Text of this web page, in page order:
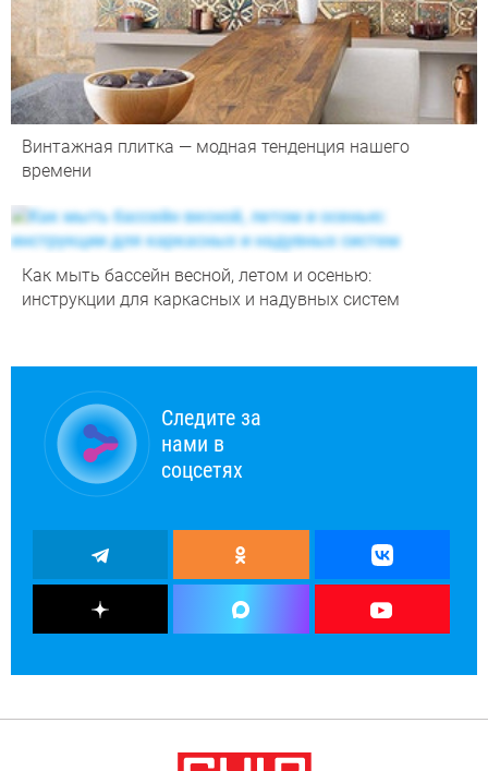
Винтажная плитка — модная тенденция нашего
времени
Как мыть бассейн весной, летом и осенью:
инструкции для каркасных и надувных систем
Следите за
нами в
соцсетях